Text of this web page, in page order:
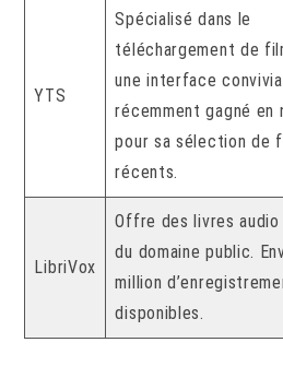
YTS
Spécialisé dans le
téléchargement de
une interface
récemment gagné en
pour sa sélection de
récents.
LibriVox
Offre des livres
du domaine public.
million
disponibles.